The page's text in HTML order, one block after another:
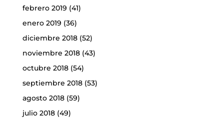
febrero 2019 (41)
enero 2019 (36)
diciembre 2018(52)
noviembre 2018(43)
octubre 2018(54)
septiembre 2018(53)
agosto 2018(59)
julio 2018(49)